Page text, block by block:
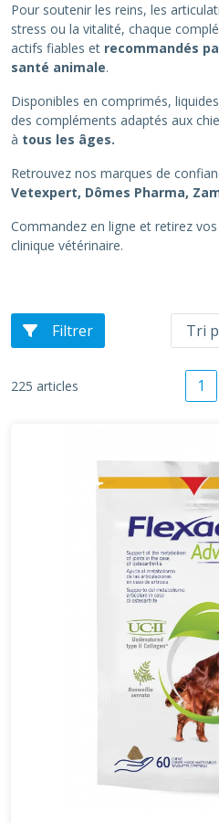
Pour soutenir les reins, les
stress ou la vitalité, chaque
actifs fiables et recommandés
santé animale.
Disponibles en comprimés,
des compléments adaptés aux
à tous les âges.
Retrouvez nos marques de
Vetexpert, Dômes Pharma,
Commandez en ligne et retirez
clinique vétérinaire.
Filtrer
225 articles 1